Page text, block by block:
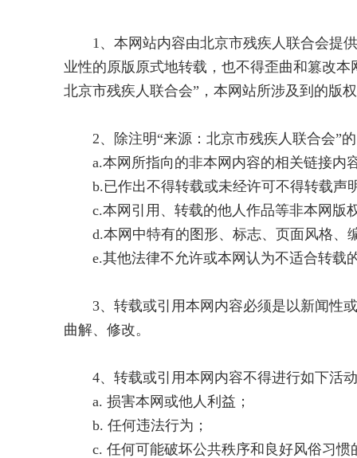
1、本网站内容由北京市残疾人联合会提供
业性的原版原式地转载，也不得歪曲和篡改
北京市残疾人联合会”，本网站所涉及到的版
2、除注明“来源：北京市残疾人联合会”
a.本网所指向的非本网内容的相关链接内
b.已作出不得转载或未经许可不得转载声
c.本网引用、转载的他人作品等非本网版
d.本网中特有的图形、标志、页面风格、
e.其他法律不允许或本网认为不适合转载
3、转载或引用本网内容必须是以新闻性或
曲解、修改。
4、转载或引用本网内容不得进行如下活
a. 损害本网或他人利益；
b. 任何违法行为；
c. 任何可能破坏公共秩序和良好风俗习惯